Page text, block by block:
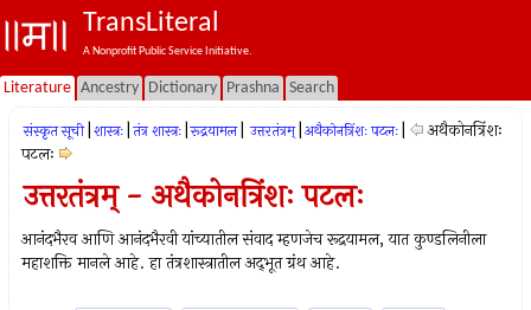
TransLiteral
A Nonprofit Public Service Initiative.
Literature Ancestry Dictionary Prashna Search
संस्कृत सूची शास्त्रः तंत्र शास्त्रः रूद्रयामल उत्तरतंत्रम् अथैकोनत्रिंशः पटलः
अथैकोनत्रिंशः
पटलः
उत्तरतंत्रम् - अथैकोनत्रिंशः पटलः
आनंदभैरव आणि आनंदभैरवी यांच्यातील संवाद म्हणजेच रूद्रयामल, यात कुण्डलिनीला
महाशक्ति मानले आहे. हा तंत्रशास्त्रातील अद्‍भूत ग्रंथ आहे.